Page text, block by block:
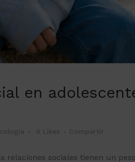
en
relaciones sociales tienen un